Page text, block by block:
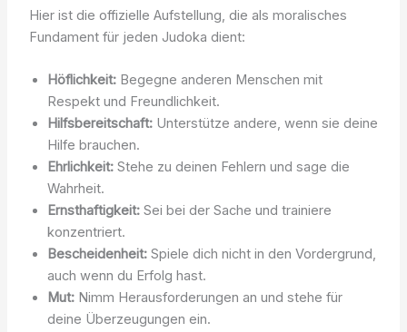
Hier ist die offizielle Aufstellung, die als moralisches
Fundament für jeden Judoka dient:
Höflichkeit:Begegne anderen Menschen mit
Respekt und Freundlichkeit.
Hilfsbereitschaft:Unterstütze andere, wenn sie deine
Hilfe brauchen.
Ehrlichkeit:Stehe zu deinen Fehlern und sage die
Wahrheit.
Ernsthaftigkeit:Sei bei der Sache und trainiere
konzentriert.
Bescheidenheit:Spiele dich nicht in den Vordergrund,
auch wenn du Erfolg hast.
Mut:Nimm Herausforderungen an und stehe für
deine Überzeugungen ein.